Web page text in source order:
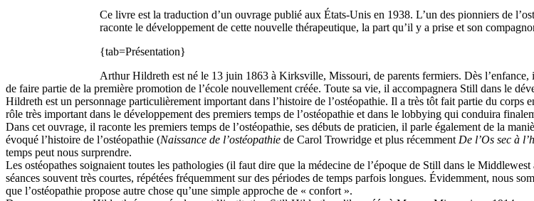
Ce livre est la traduction d’un ouvrage publié aux États-Unis en 1938. L’un des pionniers de
raconte le développement de cette nouvelle thérapeutique, la part qu’il y a prise et son
{tab=Présentation}
Arthur Hildreth est né le 13 juin 1863 à Kirksville, Missouri, de parents fermiers. Dès
de faire partie de la première promotion de l’école nouvellement créée. Toute sa vie, il accompagnera Still dans le
Hildreth est un personnage particulièrement important dans l’histoire de l’ostéopathie. Il a très tôt fait partie du
rôle très important dans le développement des premiers temps de l’ostéopathie et dans le lobbying qui conduira
Dans cet ouvrage, il raconte les premiers temps de l’ostéopathie, ses débuts de praticien, il parle également de la
évoqué l’histoire de l’ostéopathie (Naissance de l’ostéopathie de Carol Trowridge et plus récemment De l’Os sec à
temps peut nous surprendre.
Les ostéopathes soignaient toutes les pathologies (il faut dire que la médecine de l’époque de Still dans le
séances souvent très courtes, répétées fréquemment sur des périodes de temps parfois longues. Évidemment, nous
que l’ostéopathie propose autre chose qu’une simple approche de « confort ».